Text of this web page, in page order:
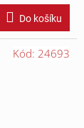
Do košíku
Kód: 24693